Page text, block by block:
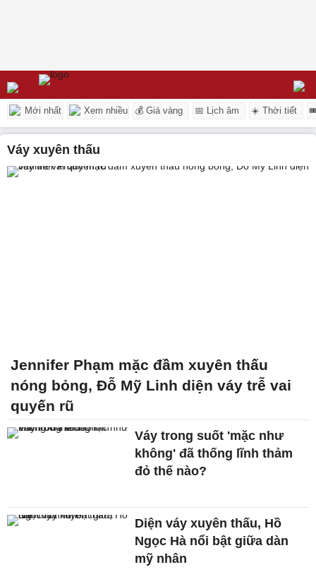
Mới nhất Xem nhiều 💰 Giá vàng 📅 Lịch âm ☀️ Thời tiết
váy xuyên thấu
Jennifer Phạm mặc đầm xuyên thấu
nóng bỏng, Đỗ Mỹ Linh diện váy trễ vai
quyến rũ
Váy trong suốt 'mặc như
không' đã thống lĩnh thảm
đỏ thế nào?
Diện váy xuyên thấu, Hồ
Ngọc Hà nổi bật giữa dàn
mỹ nhân